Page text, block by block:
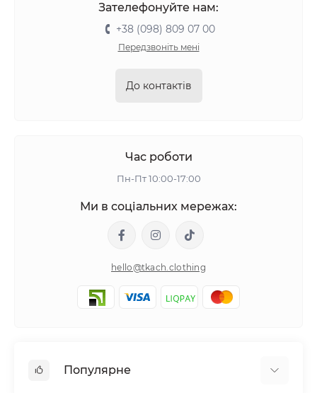
Зателефонуйте нам:
+38 (098) 809 07 00
Передзвоніть мені
До контактів
Час роботи
Пн-Пт 10:00-17:00
Ми в соціальних мережах:
hello@tkach.clothing
Популярне